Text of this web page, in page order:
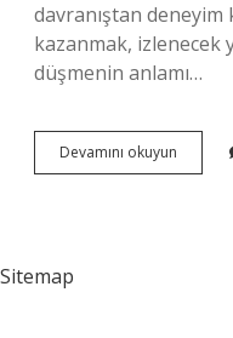
davranıştan
kazanmak, izlenecek
düşmenin anlamı…
Devamını okuyun
Paralık
Sitemap